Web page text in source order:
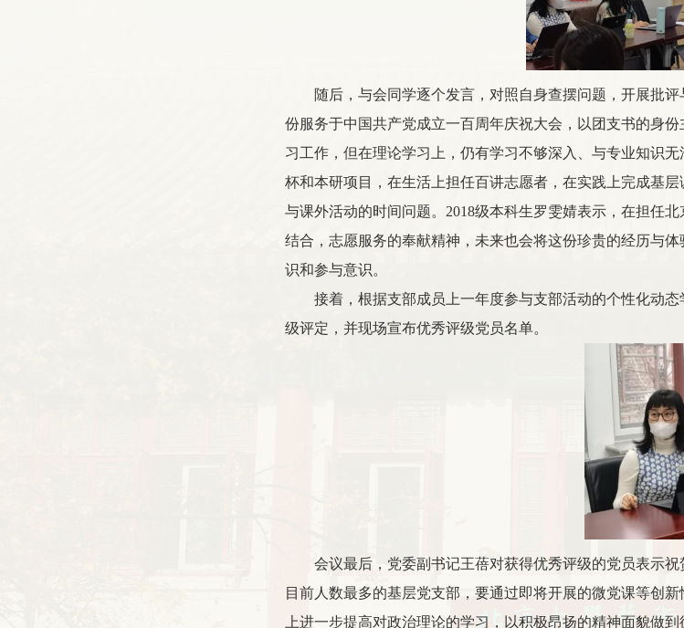
随后，与会同学逐个发言，对照自身查摆问题，开展批
份服务于中国共产党成立一百周年庆祝大会，以团支书的身
习工作，但在理论学习上，仍有学习不够深入、与专业知识
杯和本研项目，在生活上担任百讲志愿者，在实践上完成基
与课外活动的时间问题。2018级本科生罗雯婧表示，在担任
结合，志愿服务的奉献精神，未来也会将这份珍贵的经历与
识和参与意识。
接着，根据支部成员上一年度参与支部活动的个性化动
级评定，并现场宣布优秀评级党员名单。
会议最后，党委副书记王蓓对获得优秀评级的党员表示
目前人数最多的基层党支部，要通过即将开展的微党课等创
上进一步提高对政治理论的学习，以积极昂扬的精神面貌做到